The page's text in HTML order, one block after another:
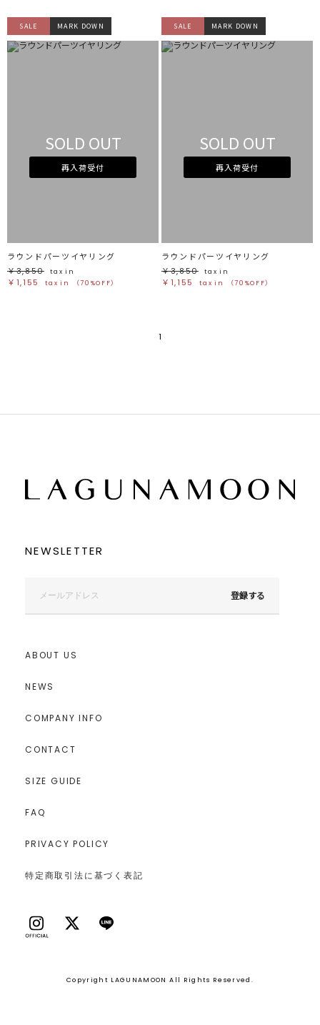
SALE MARK DOWN
SOLD OUT
再入荷受付
ラウンドパーツイヤリング
￥3,850
tax in
￥1,155 tax in （70%OFF）
SALE MARK DOWN
SOLD OUT
再入荷受付
ラウンドパーツイヤリング
￥3,850
tax in
￥1,155 tax in （70%OFF）
1
NEWSLETTER
登録する
ABOUT US
NEWS
COMPANY INFO
CONTACT
SIZE GUIDE
FAQ
PRIVACY POLICY
特定商取引法に基づく表記
Copyright LAGUNAMOON All Rights Reserved.